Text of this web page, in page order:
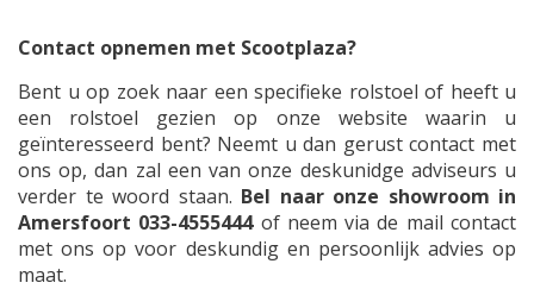
Contact opnemen met Scootplaza?
Bent u op zoek naar een specifieke rolstoel of heeft u
een rolstoel gezien op onze website waarin u
geïnteresseerd bent? Neemt u dan gerust contact met
ons op, dan zal een van onze deskunidge adviseurs u
verder te woord staan. Bel naar onze showroom in
Amersfoort 033-4555444of neem via de mail contact
met ons op voor deskundig en persoonlijk advies op
maat.